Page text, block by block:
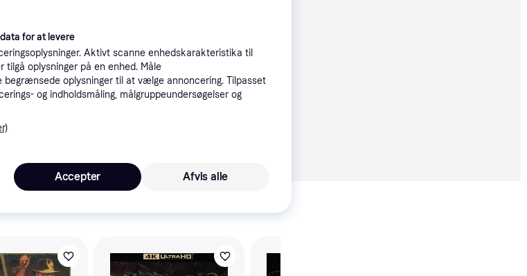
Laveste pris 370 kr.
Købsgaranti
for at levere
Aktivt scanne enhedskarakteristika til
tilgå oplysninger på en enhed. Måle
begrænsede oplysninger til at vælge annoncering. Tilpasset
og indholdsmåling, målgruppeundersøgelser og
Afvis alle
Accepter